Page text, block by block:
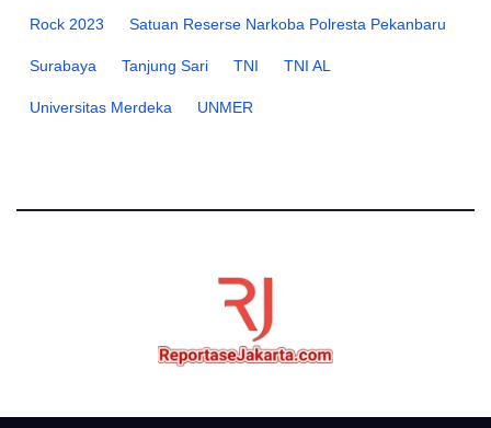
Rock 2023 Satuan Reserse Narkoba Polresta Pekanbaru
Surabaya Tanjung Sari TNI TNI AL
Universitas Merdeka UNMER